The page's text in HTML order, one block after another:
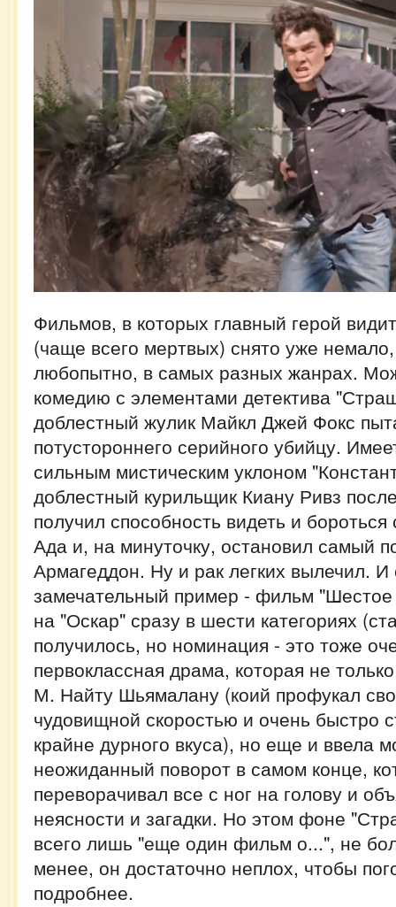
Фильмов, в которых главный герой
(чаще всего мертвых) снято уже
любопытно, в самых разных жанрах.
комедию с элементами детектива
доблестный жулик Майкл Джей Фокс
потустороннего серийного убийцу.
сильным мистическим уклоном
доблестный курильщик Киану Ривз
получил способность видеть и
Ада и, на минуточку, остановил самый
Армагеддон. Ну и рак легких вылечил.
замечательный пример - фильм "Шестое
на "Оскар" сразу в шести категориях
получилось, но номинация - это тоже
первоклассная драма, которая не
М. Найту Шьямалану (коий профукал
чудовищной скоростью и очень быстро
крайне дурного вкуса), но еще и ввела
неожиданный поворот в самом конце,
переворачивал все с ног на голову и
неясности и загадки. Но этом фоне
всего лишь "еще один фильм о...", не
менее, он достаточно неплох, чтобы
подробнее.